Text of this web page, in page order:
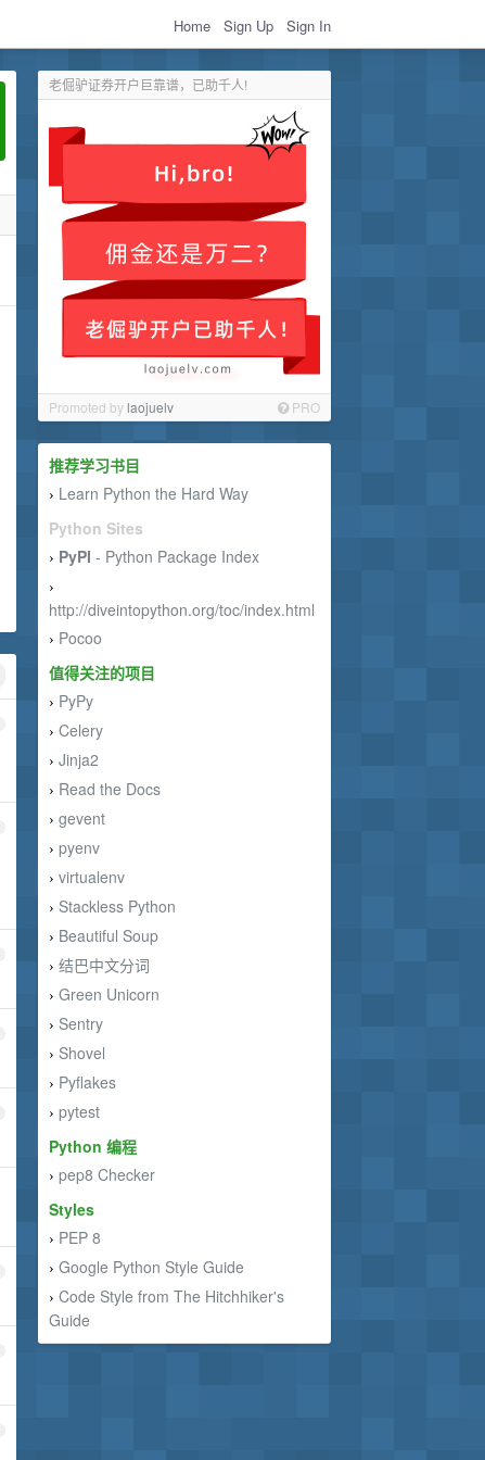
Home Sign Up Sign In
老倔驴证券开户巨靠谱，已助千人!
Promoted bylaojuelv PRO
推荐学习书目
› Learn Python the Hard Way
Python Sites
› PyPI - Python Package Index
›
http://diveintopython.org/toc/index.html
› Pocoo
值得关注的项目
› PyPy
› Celery
› Jinja2
› Read the Docs
› gevent
› pyenv
› virtualenv
› Stackless Python
› Beautiful Soup
› 结巴中文分词
› Green Unicorn
› Sentry
› Shovel
› Pyflakes
› pytest
Python 编程
› pep8 Checker
Styles
› PEP 8
› Google Python Style Guide
› Code Style from The Hitchhiker's
Guide